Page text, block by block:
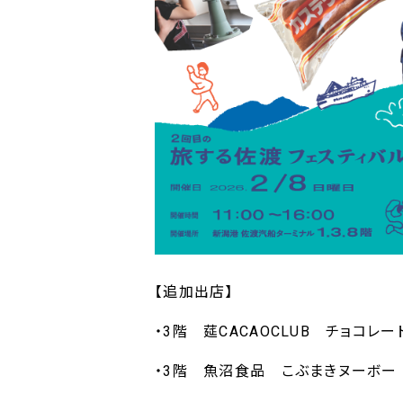
【追加出店】
・3階 莚CACAOCLUB チョコレー
・3階 魚沼食品 こぶまきヌーボー